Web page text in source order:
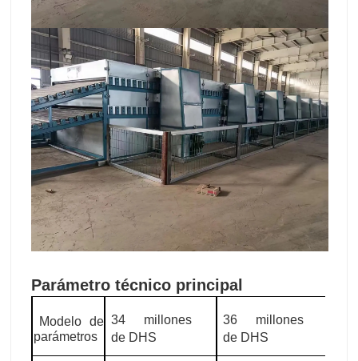
Parámetro técnico principal
Modelo de
parámetros
34 millones
de DHS
36 millones
de DHS